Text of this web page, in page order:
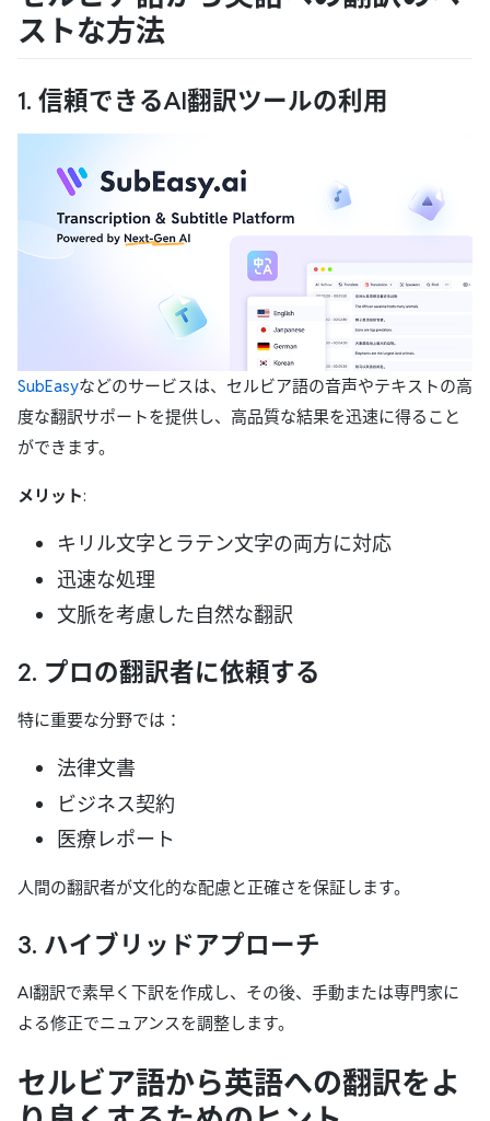
ストな方法
1. 信頼できるAI翻訳ツールの利用
SubEasyなどのサービスは、セルビア語の音声やテキストの高
度な翻訳サポートを提供し、高品質な結果を迅速に得ること
ができます。
メリット:
キリル文字とラテン文字の両方に対応
迅速な処理
文脈を考慮した自然な翻訳
2. プロの翻訳者に依頼する
特に重要な分野では：
法律文書
ビジネス契約
医療レポート
人間の翻訳者が文化的な配慮と正確さを保証します。
3. ハイブリッドアプローチ
AI翻訳で素早く下訳を作成し、その後、手動または専門家に
よる修正でニュアンスを調整します。
セルビア語から英語への翻訳をよ